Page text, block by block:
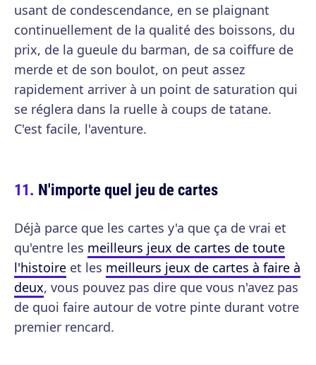
usant de condescendance, en se plaignant
continuellement de la qualité des boissons, du
prix, de la gueule du barman, de sa coiffure de
merde et de son boulot, on peut assez
rapidement arriver à un point de saturation qui
se réglera dans la ruelle à coups de tatane.
C'est facile, l'aventure.
N'importe quel jeu de cartes
Déjà parce que les cartes y'a que ça de vrai et
qu'entre les meilleurs jeux de cartes de toute
l'histoire et les meilleurs jeux de cartes à faire à
deux, vous pouvez pas dire que vous n'avez pas
de quoi faire autour de votre pinte durant votre
premier rencard.